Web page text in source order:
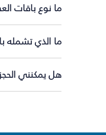
ما نوع باقات
ما الذي تشمله
هل يمكنني